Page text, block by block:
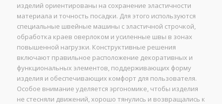
изделий ориентированы на сохранение эластичности
материала и точность посадки. Для этого используются
специальные швейные машины с эластичной строчкой,
обработка краев оверлоком и усиленные швы в зонах
повышенной нагрузки. Конструктивные решения
включают правильное расположение декоративных и
функциональных элементов, поддерживающих форму
изделия и обеспечивающих комфорт для пользователя.
Особое внимание уделяется эргономике, чтобы изделия
не стесняли движений, хорошо тянулись и возвращались к